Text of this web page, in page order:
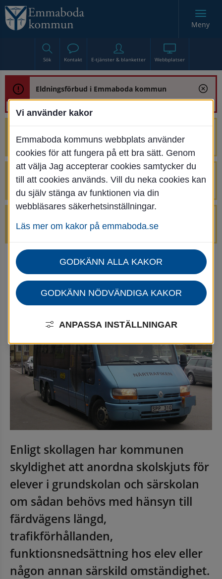
Sök Kontakt E-tjänster & blanketter Webbplatser
Meny
Eldningsförbud i Emmaboda kommun
renoveringen av Bjurbäcksbron
Tillfälliga avstängningar på Centrumtorget
v. 25-34
avstängda.
Startsida
Utbildning & barnomsorg
Grundskola och fritidshem
Skolskjuts
Skolskjuts
Enligt skollagen har kommunen
skyldighet att anordna skolskjuts för
elever i grundskolan och särskolan
om sådan behövs med hänsyn till
färdvägens längd,
trafikförhållanden,
funktionsnedsättning hos elev eller
någon annan särskild omständighet.
Vi använder kakor
Emmaboda kommuns webbplats använder
cookies för att fungera på ett bra sätt. Genom
att välja Jag accepterar cookies samtycker du
till att cookies används. Vill du neka cookies kan
du själv stänga av funktionen via din
webbläsares säkerhetsinställningar.
Läs mer om kakor på emmaboda.se
GODKÄNN ALLA KAKOR
GODKÄNN NÖDVÄNDIGA KAKOR
ANPASSA INSTÄLLNINGAR